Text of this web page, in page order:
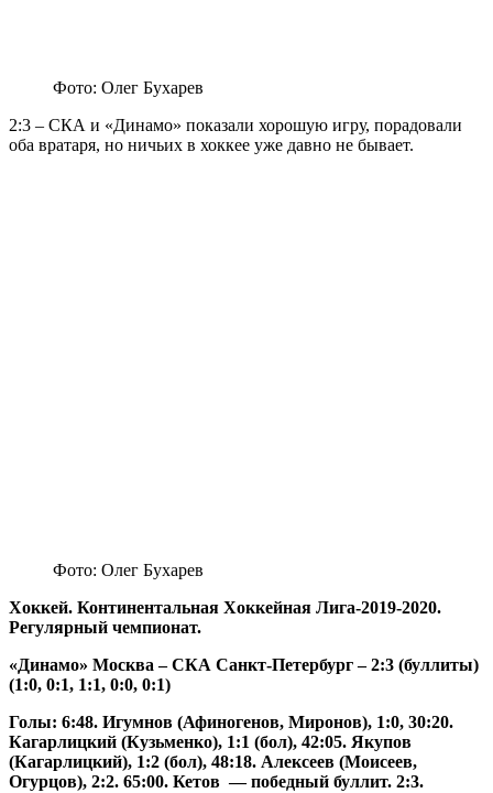
Фото: Олег Бухарев
2:3 – СКА и «Динамо» показали хорошую игру, порадовали
оба вратаря, но ничьих в хоккее уже давно не бывает.
Фото: Олег Бухарев
Хоккей. Континентальная Хоккейная Лига-2019-2020.
Регулярный чемпионат.
«Динамо» Москва – СКА Санкт-Петербург – 2:3 (буллиты)
(1:0, 0:1, 1:1, 0:0, 0:1)
Голы: 6:48. Игумнов (Афиногенов, Миронов), 1:0, 30:20.
Кагарлицкий (Кузьменко), 1:1 (бол), 42:05. Якупов
(Кагарлицкий), 1:2 (бол), 48:18. Алексеев (Моисеев,
Огурцов), 2:2. 65:00. Кетов — победный буллит. 2:3.